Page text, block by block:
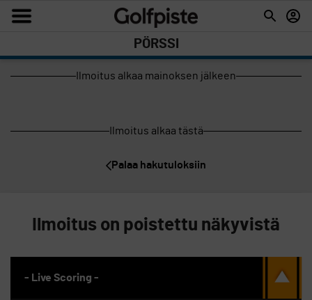
PÖRSSI
Ilmoitus alkaa mainoksen jälkeen
Ilmoitus alkaa tästä
Palaa hakutuloksiin
Ilmoitus on poistettu näkyvistä
- Live Scoring -